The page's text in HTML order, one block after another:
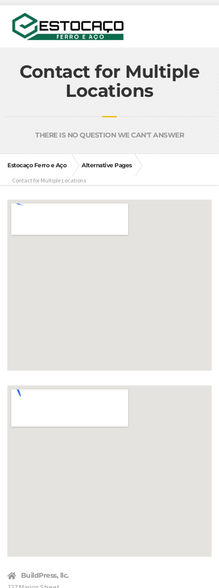
Contact for Multiple
Locations
THERE IS NO QUESTION WE CAN'T ANSWER
Estocaço Ferro e Aço Alternative Pages
Contact for Multiple Locations
BuildPress, llc.